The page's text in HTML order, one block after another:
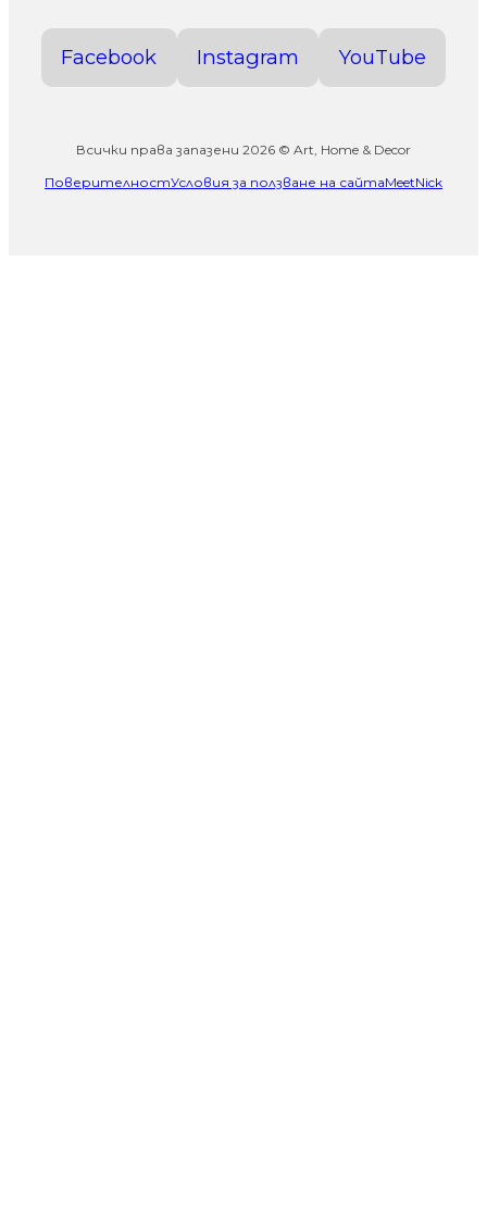
Facebook Instagram YouTube
Всички права запазени 2026 © Art, Home & Decor
ПоверителностУсловия за ползване на сайтаMeetNick